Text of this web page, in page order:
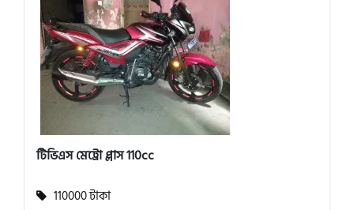
টিভিএস মেট্রো প্লাস 110cc
110000 টাকা